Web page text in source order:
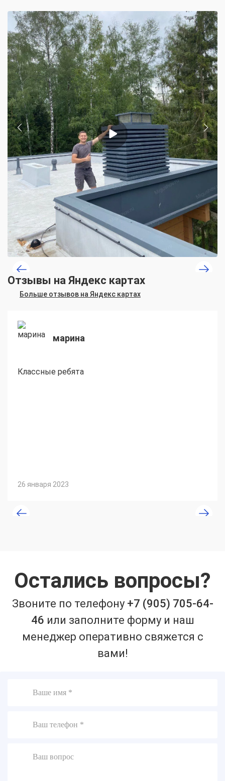
Отзывы на Яндекс картах
Больше отзывов на Яндекс картах
марина
Классные ребята
26 января 2023
Остались вопросы?
Звоните по телефону +7 (905) 705-64-
46 или заполните форму и наш
менеджер оперативно свяжется с
вами!